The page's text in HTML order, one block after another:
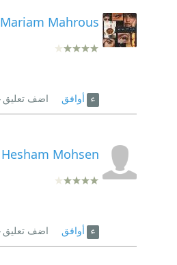
Mariam Mahrous
أوافق اضف تعليق
Hesham Mohsen
أوافق اضف تعليق